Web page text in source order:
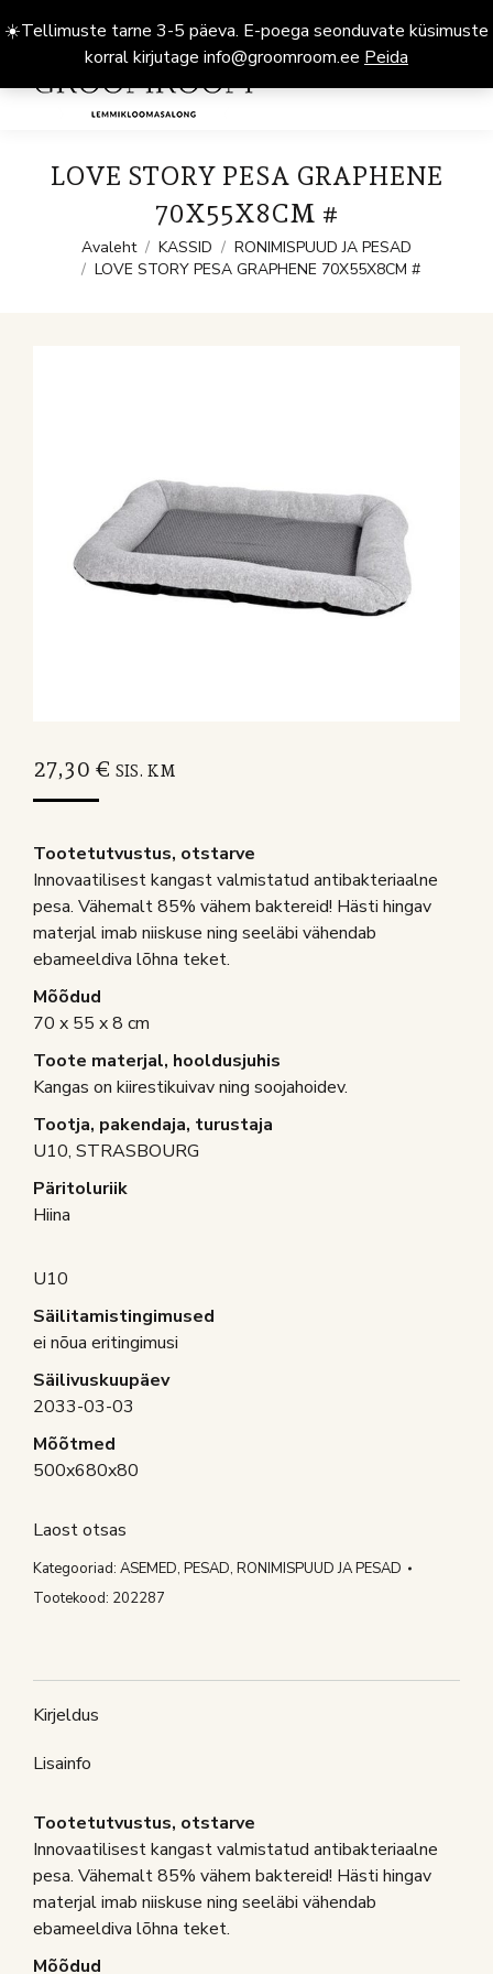
☀️Tellimuste tarne 3-5 päeva. E-poega seonduvate küsimuste
korral kirjutage info@groomroom.ee Peida
LOVE STORY PESA GRAPHENE
70X55X8CM #
You are here:
Avaleht KASSID
RONIMISPUUD JA PESAD
LOVE STORY PESA GRAPHENE 70X55X8CM #
27,30 € SIS. KM
Tootetutvustus, otstarve
Innovaatilisest kangast valmistatud antibakteriaalne
pesa. Vähemalt 85% vähem baktereid! Hästi hingav
materjal imab niiskuse ning seeläbi vähendab
ebameeldiva lõhna teket.
Mõõdud
70 x 55 x 8 cm
Toote materjal, hooldusjuhis
Kangas on kiirestikuivav ning soojahoidev.
Tootja, pakendaja, turustaja
U10, STRASBOURG
Päritoluriik
Hiina
U10
Säilitamistingimused
ei nõua eritingimusi
Säilivuskuupäev
2033-03-03
Mõõtmed
500x680x80
Laost otsas
Kategooriad: ASEMED, PESAD, RONIMISPUUD JA PESAD
Tootekood: 202287
Kirjeldus
Lisainfo
Tootetutvustus, otstarve
Innovaatilisest kangast valmistatud antibakteriaalne
pesa. Vähemalt 85% vähem baktereid! Hästi hingav
materjal imab niiskuse ning seeläbi vähendab
ebameeldiva lõhna teket.
Mõõdud